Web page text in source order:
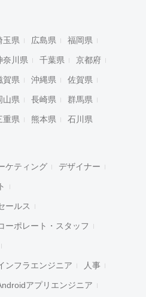
玉県 広島県 福岡県
奈川県 千葉県 京都府
賀県 沖縄県 佐賀県
山県 長崎県 群馬県
重県 熊本県 石川県
ケティング デザイナー
ールス
ーポレート・スタッフ
ンフラエンジニア 人事
アプリエンジニア